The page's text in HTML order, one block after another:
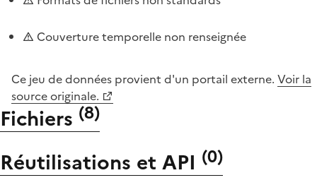
Couverture temporelle non renseignée
Ce jeu de données provient d'un portail externe. Voir la
source originale.
Fichiers (8)
Réutilisations et API (0)